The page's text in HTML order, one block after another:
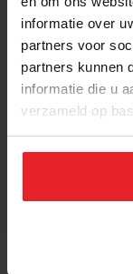
informatie over
partners voor
partners kunnen
informatie die u
verzameld op
249,
-